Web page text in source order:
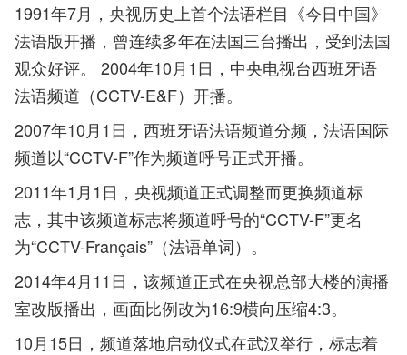
1991年7月，央视历史上首个法语栏目《今日中国》
法语版开播，曾连续多年在法国三台播出，受到法国
观众好评。 2004年10月1日，中央电视台西班牙语
法语频道（CCTV-E&F）开播。
2007年10月1日，西班牙语法语频道分频，法语国际
频道以“CCTV-F”作为频道呼号正式开播。
2011年1月1日，央视频道正式调整而更换频道标
志，其中该频道标志将频道呼号的“CCTV-F”更名
为“CCTV-Français”（法语单词）。
2014年4月11日，该频道正式在央视总部大楼的演播
室改版播出，画面比例改为16:9横向压缩4:3。
10月15日，频道落地启动仪式在武汉举行，标志着